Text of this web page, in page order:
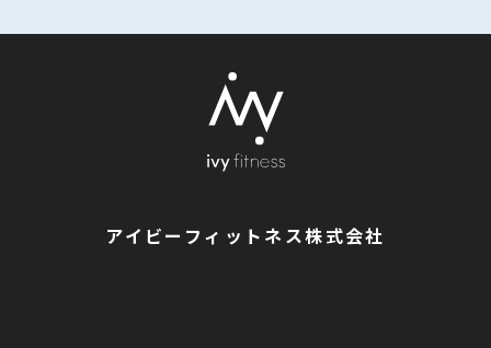
アイビーフィットネス株式会社